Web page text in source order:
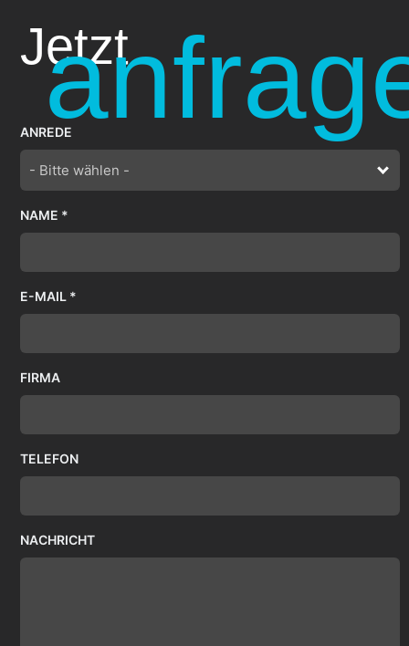
Jetzt
ANREDE
- Bitte wählen -
NAME *
E-MAIL *
FIRMA
TELEFON
NACHRICHT